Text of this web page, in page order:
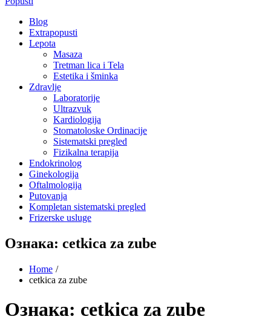
Blog
Extrapopusti
Lepota
Masaza
Tretman lica i Tela
Estetika i šminka
Zdravlje
Laboratorije
Ultrazvuk
Kardiologija
Stomatoloske Ordinacije
Sistematski pregled
Fizikalna terapija
Endokrinolog
Ginekologija
Oftalmologija
Putovanja
Kompletan sistematski pregled
Frizerske usluge
Ознака: cetkica za zube
Home
cetkica za zube
Ознака: cetkica za zube